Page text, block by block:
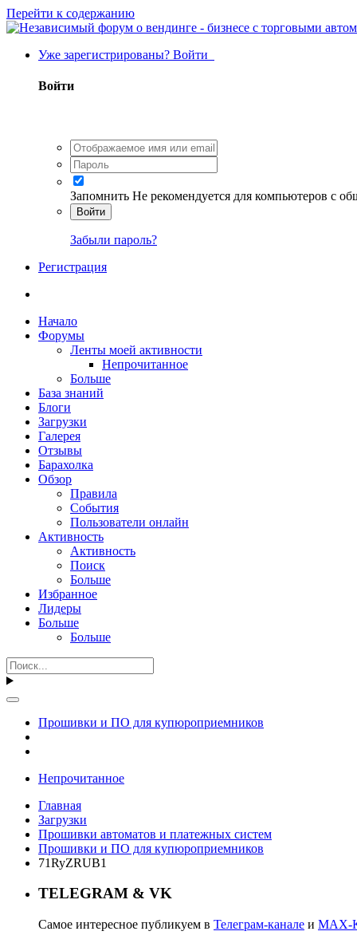
Перейти к содержанию
Уже зарегистрированы? Войти
Войти
Запомнить Не рекомендуется для компьютеров с
Войти
Забыли пароль?
Регистрация
Начало
Форумы
Ленты моей активности
Непрочитанное
Больше
База знаний
Блоги
Загрузки
Галерея
Отзывы
Барахолка
Обзор
Правила
События
Пользователи онлайн
Активность
Активность
Поиск
Больше
Избранное
Лидеры
Больше
Больше
Прошивки и ПО для купюроприемников
Непрочитанное
Главная
Загрузки
Прошивки автоматов и платежных систем
Прошивки и ПО для купюроприемников
71RyZRUB1
TELEGRAM & VK
Самое интересное публикуем в Телеграм-канале и MAX-